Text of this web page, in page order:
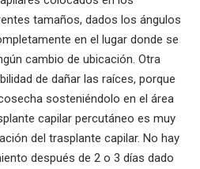
tamaños, dados los ángulos
en el lugar donde se
cambio de ubicación. Otra
de dañar las raíces, porque
sosteniéndolo en el área
capilar percutáneo es muy
del trasplante capilar. No hay
después de 2 o 3 días dado